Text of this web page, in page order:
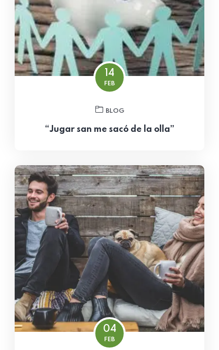
14
FEB
BLOG
“Jugar san me sacó de la olla”
04
FEB